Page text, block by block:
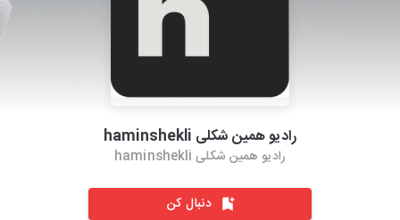
رادیو همین شکلی haminshekli
رادیو همین شکلی haminshekli
دنبال کن